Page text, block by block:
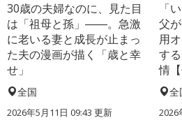
30歳の夫婦なのに、見た目
は「祖母と孫」――。急激
に老いる妻と成長が止まっ
た夫の漫画が描く「歳と幸
せ」
全国
2026年5月11日 09:43 更新
「
父
用
す
情
全
2026